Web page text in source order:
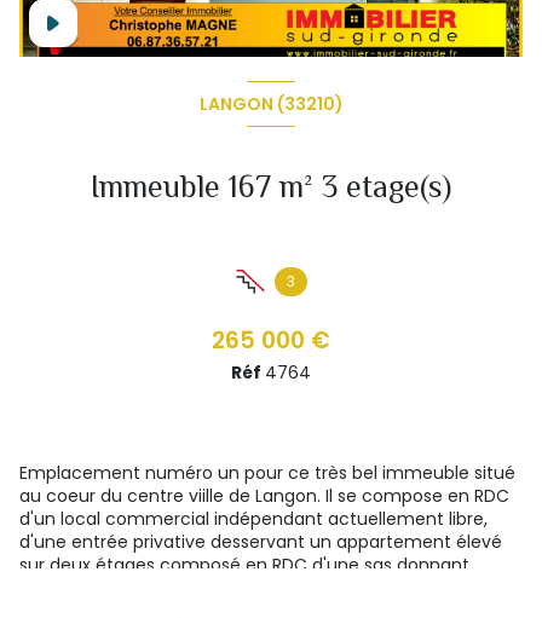
LANGON (33210)
Immeuble 167 m² 3 etage(s)
3
265 000 €
Réf 4764
Emplacement numéro un pour ce très bel immeuble situé
au coeur du centre viille de Langon. Il se compose en RDC
d'un local commercial indépendant actuellement libre,
d'une entrée privative desservant un appartement élevé
sur deux étages composé en RDC d'une sas donnant